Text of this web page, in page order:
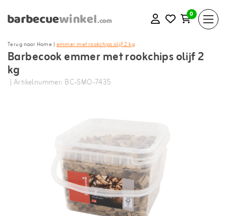
0
Terug naar Home |emmer met rookchips olijf 2 kg
Barbecook emmer met rookchips olijf 2
kg
| Artikelnummer: BC-SMO-7435